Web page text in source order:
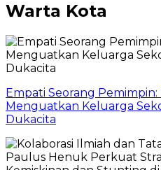
Warta Kota
Empati Seorang
Menguatkan Keluarga
Dukacita